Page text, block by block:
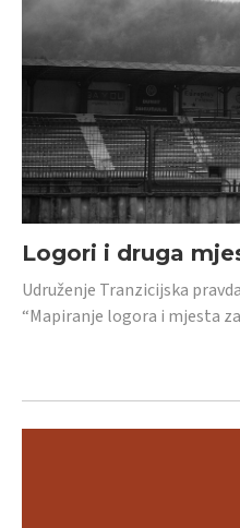
Logori i druga
Udruženje Tranzicijska
“Mapiranje logora i mjesta